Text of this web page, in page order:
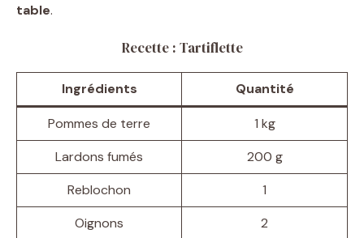
table.
Recette : Tartiflette
Ingrédients Quantité
Pommes de terre
1 kg
Lardons fumés
200 g
Reblochon
1
Oignons
2